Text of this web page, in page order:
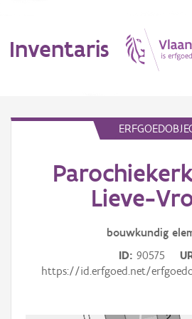
Inventaris
Erfgoedobject
Lieve-
bouwkundig
ID 90575
https://id.erfgoed.net/